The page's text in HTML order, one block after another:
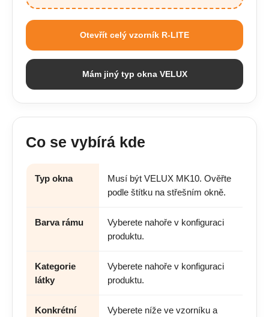
Otevřít celý vzorník R-LITE
Mám jiný typ okna VELUX
Co se vybírá kde
Typ okna
Musí být VELUX MK10. Ověřte
podle štítku na střešním okně.
Barva rámu
Vyberete nahoře v konfiguraci
produktu.
Kategorie
látky
Vyberete nahoře v konfiguraci
produktu.
Konkrétní
Vyberete níže ve vzorníku a